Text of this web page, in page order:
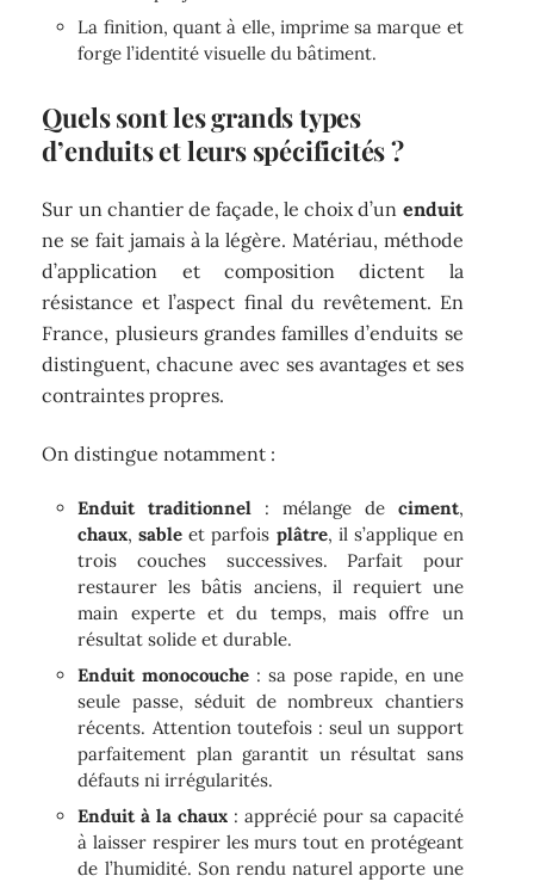
La finition, quant à elle, imprime sa marque et
forge l’identité visuelle du bâtiment.
Quels sont les grands types
d’enduits et leurs spécificités ?
Sur un chantier de façade, le choix d’un enduit
ne se fait jamais à la légère. Matériau, méthode
d’application et composition dictent la
résistance et l’aspect final du revêtement. En
France, plusieurs grandes familles d’enduits se
distinguent, chacune avec ses avantages et ses
contraintes propres.
On distingue notamment :
Enduit traditionnel : mélange de ciment,
chaux,sable et parfois plâtre, il s’applique en
trois couches successives. Parfait pour
restaurer les bâtis anciens, il requiert une
main experte et du temps, mais offre un
résultat solide et durable.
Enduit monocouche : sa pose rapide, en une
seule passe, séduit de nombreux chantiers
récents. Attention toutefois : seul un support
parfaitement plan garantit un résultat sans
défauts ni irrégularités.
Enduit à la chaux : apprécié pour sa capacité
à laisser respirer les murs tout en protégeant
de l’humidité. Son rendu naturel apporte une